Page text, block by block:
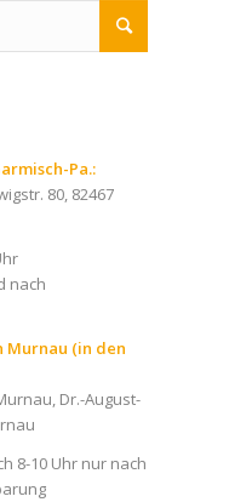
Pa.:
80, 82467
nach
Murnau (in den
Dr.-August-
8-10 Uhr nur nach